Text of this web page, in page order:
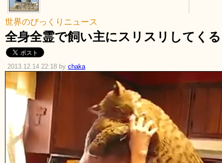
世界のびっくりニュース
全身全霊で飼い主にスリスリしてく
2013.12.14 22:18 by chaka